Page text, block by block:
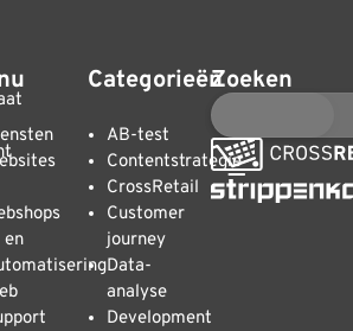
en
Categorieën
AB-test
Contentstrategie
CrossRetail
Customer
journey
Data-
analyse
Development
Zoeken